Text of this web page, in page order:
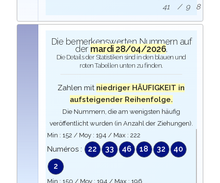
41 / 9 8
Die bemerkenswerten Nummern auf
der mardi 28/04/2026.
Die Details der Statistiken sind in den blauen und
roten Tabellen unten zu finden.
Zahlen mit niedriger HÄUFIGKEIT in
aufsteigender Reihenfolge.
Die Nummern, die am wenigsten häufig
veröffentlicht wurden (in Anzahl der Ziehungen).
Min : 152 / Moy : 194 / Max : 222
Numéros : 22 33 46 18 32
40
2
Min : 150 / Moy : 194 / Max : 196